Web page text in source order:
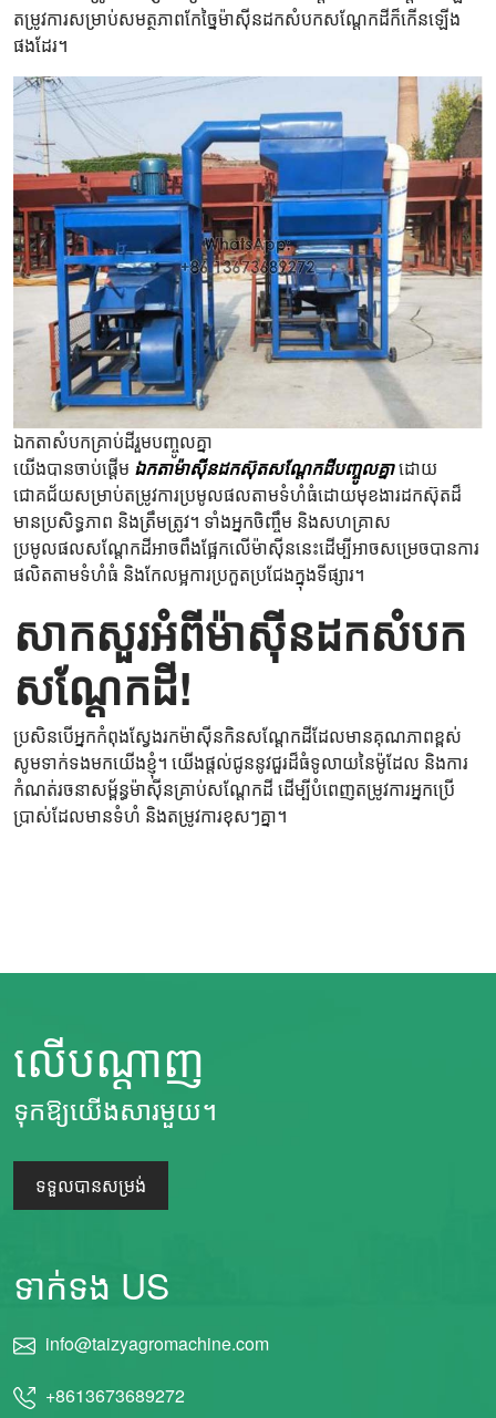
តម្រូវការសម្រាប់សមត្ថភាពកែច្នៃម៉ាស៊ីនដកសំបកសណ្ដែកដីក៏កើនឡើង
ផងដែរ។
ឯកតាសំបកគ្រាប់ដីរួមបញ្ចូលគ្នា
យើងបានចាប់ផ្តើម ឯកតាម៉ាស៊ីនដកស៊ុតសណ្តែកដីបញ្ចូលគ្នាដោយ
ជោគជ័យសម្រាប់តម្រូវការប្រមូលផលតាមទំហំធំដោយមុខងារដកស៊ុតដ៏
មានប្រសិទ្ធភាព និងត្រឹមត្រូវ។ ទាំងអ្នកចិញ្ចឹម និងសហគ្រាស
ប្រមូលផលសណ្តែកដីអាចពឹងផ្អែកលើម៉ាស៊ីននេះដើម្បីអាចសម្រេចបានការ
ផលិតតាមទំហំធំ និងកែលម្អការប្រកួតប្រជែងក្នុងទីផ្សារ។
សាកសួរអំពីម៉ាស៊ីនដកសំបក
សណ្តែកដី!
ប្រសិនបើអ្នកកំពុងស្វែងរកម៉ាស៊ីនកិនសណ្តែកដីដែលមានគុណភាពខ្ពស់
សូមទាក់ទងមកយើងខ្ញុំ។ យើងផ្តល់ជូននូវជួរដ៏ធំទូលាយនៃម៉ូដែល និងការ
កំណត់រចនាសម្ព័ន្ធម៉ាស៊ីនគ្រាប់សណ្តែកដី ដើម្បីបំពេញតម្រូវការអ្នកប្រើ
ប្រាស់ដែលមានទំហំ និងតម្រូវការខុសៗគ្នា។
លើបណ្តាញ
ទុកឱ្យយើងសារមួយ។
ទទួលបានសម្រង់
ទាក់ទង US
info@taizyagromachine.com
+8613673689272